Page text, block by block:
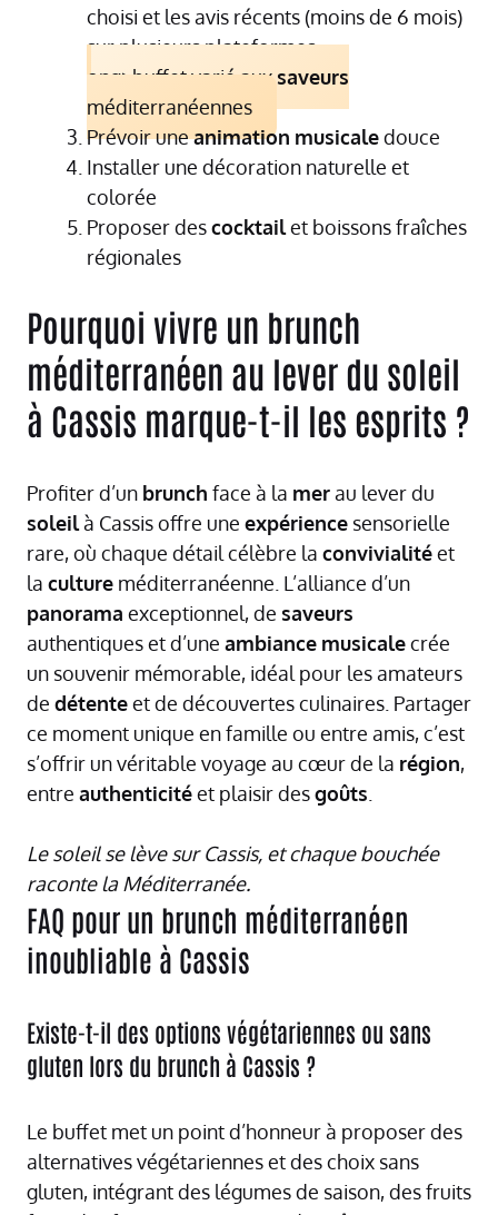
choisi et les avis récents (moins de 6 mois)
sur plusieurs plateformes.
ong>buffet varié aux saveurs
méditerranéennes
Prévoir uneanimation musicaledouce
Installer une décoration naturelle et
colorée
Proposer descocktailet boissons fraîches
régionales
Pourquoi vivre un brunch
méditerranéen au lever du soleil
à Cassis marque-t-il les esprits ?
Profiter d’un brunch face à la merau lever du
soleilà Cassis offre une expérience sensorielle
rare, où chaque détail célèbre la convivialitéet
la culture méditerranéenne. L’alliance d’un
panorama exceptionnel, de saveurs
authentiques et d’une ambiance musicalecrée
un souvenir mémorable, idéal pour les amateurs
de détenteet de découvertes culinaires. Partager
ce moment unique en famille ou entre amis, c’est
s’offrir un véritable voyage au cœur de la région,
entre authenticitéet plaisir desgoûts
Le soleil se lève sur Cassis, et chaque bouchée
raconte la Méditerranée.
FAQ pour un brunch méditerranéen
inoubliable à Cassis
Existe-t-il des options végétariennes ou sans
gluten lors du brunch à Cassis ?
Le buffet met un point d’honneur à proposer des
alternatives végétariennes et des choix sans
gluten, intégrant des légumes de saison, des fruits